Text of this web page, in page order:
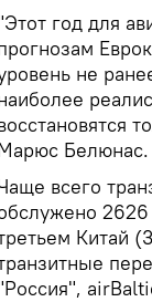
год для
не
Белюнас.
всего
Китай